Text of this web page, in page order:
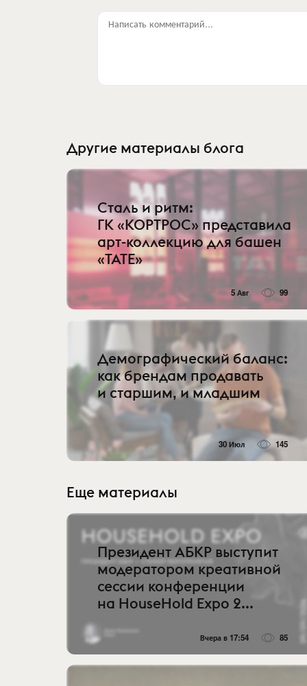
Написать комментарий...
Другие материалы блога
Сталь и ритм:
ГК «КОРТРОС» представила
арт-коллекцию для башен
«TATE»
5 Авг 99
Демографический баланс:
как брендам продавать
и старшим, и младшим
30 Июл 145
Еще материалы
Президент АБКР выступит
модератором креативной
сессии конференции
на HouseHold Expo 2...
Вчера в 17:54 85